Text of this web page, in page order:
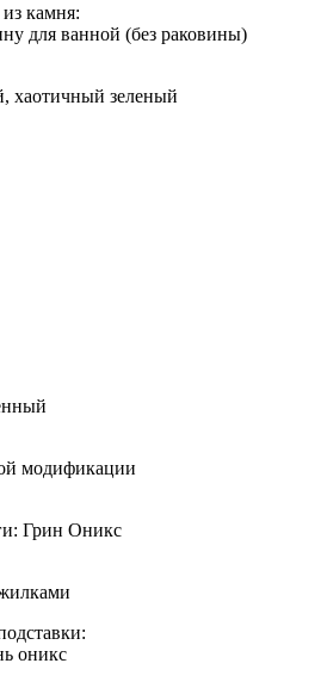
камня:
для ванной (без раковины)
хаотичный зеленый
модификации
Грин Оникс
оникс